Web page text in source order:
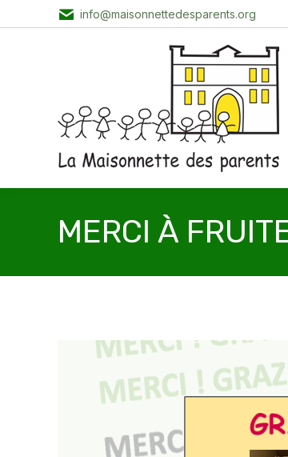
info@maisonnettedesparents.org
MERCI À